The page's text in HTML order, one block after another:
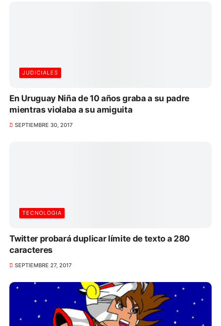
JUDICIALES
En Uruguay Niña de 10 años graba a su padre
mientras violaba a su amiguita
SEPTIEMBRE 30, 2017
TECNOLOGIA
Twitter probará duplicar límite de texto a 280
caracteres
SEPTIEMBRE 27, 2017